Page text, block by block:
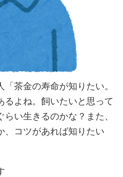
茶金の寿命が知りたい。
るよね。飼いたいと思って
い生きるのかな？また、
、コツがあれば知りたい